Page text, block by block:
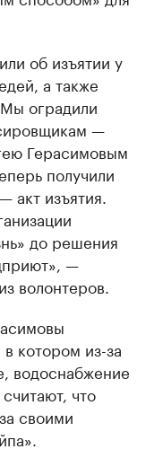
об изъятии у
а также
оградили
—
Герасимовым
получили
акт изъятия.
до решения
—
волонтеров.
котором из-за
водоснабжение
что
своими